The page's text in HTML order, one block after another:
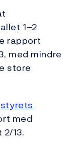
1–2
rapport
med mindre
store
med
13.